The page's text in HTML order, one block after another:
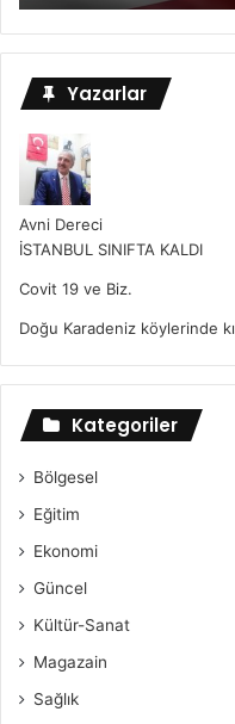
Yazarlar
Avni Dereci
İSTANBUL SINIFTA KALDI
Covit 19 ve Biz.
Doğu Karadeniz köylerinde
Kategoriler
Bölgesel
Eğitim
Ekonomi
Güncel
Kültür-Sanat
Magazain
Sağlık